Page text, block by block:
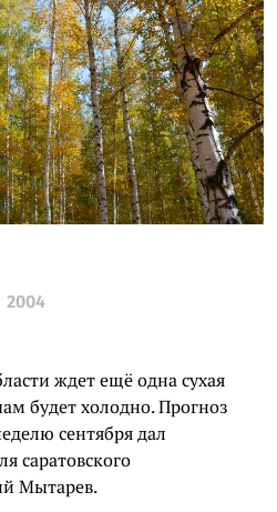
2004
ждет ещё одна сухая
будет холодно. Прогноз
сентября дал
саратовского
Мытарев.